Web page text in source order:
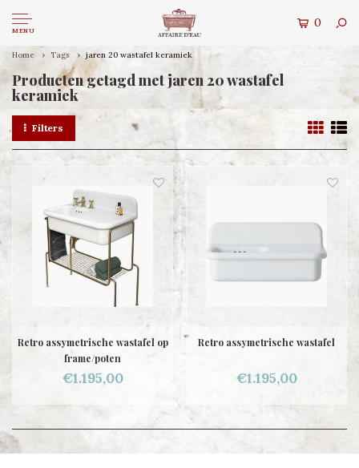
MENU
0
Home Tags jaren 20 wastafel keramiek
Producten getagd met jaren 20 wastafel
keramiek
Filters
Retro assymetrische wastafel op
frame/poten
€1.195,00
Retro assymetrische wastafel
€1.195,00